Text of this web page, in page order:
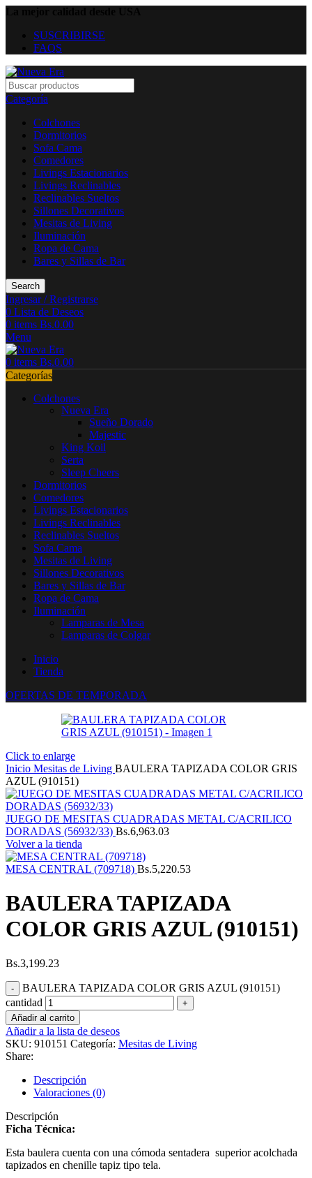
SUSCRIBIRSE
FAQS
Categoría
Colchones
Dormitorios
Sofa Cama
Comedores
Livings Estacionarios
Livings Reclinables
Reclinables Sueltos
Sillones Decorativos
Mesitas de Living
Iluminación
Ropa de Cama
Bares y Sillas de Bar
Search
Ingresar / Registrarse
0 Lista de Deseos
0 items Bs.0.00
Menu
0 items Bs.0.00
Categorías
Colchones
Nueva Era
Sueño Dorado
Majestic
King Koil
Serta
Sleep Cheers
Dormitorios
Comedores
Livings Estacionarios
Livings Reclinables
Reclinables Sueltos
Sofa Cama
Mesitas de Living
Sillones Decorativos
Bares y Sillas de Bar
Ropa de Cama
Iluminación
Lamparas de Mesa
Lamparas de Colgar
Inicio
Tienda
OFERTAS DE TEMPORADA
Click to enlarge
Inicio Mesitas de Living BAULERA TAPIZADA COLOR GRIS
AZUL (910151)
JUEGO DE MESITAS CUADRADAS METAL C/ACRILICO
DORADAS (56932/33) Bs.6,963.03
Volver a la tienda
MESA CENTRAL (709718) Bs.5,220.53
BAULERA TAPIZADA
COLOR GRIS AZUL (910151)
Bs.3,199.23
BAULERA TAPIZADA COLOR GRIS AZUL (910151)
cantidad
Añadir al carrito
Añadir a la lista de deseos
SKU: 910151 Categoría: Mesitas de Living
Share:
Descripción
Valoraciones (0)
Descripción
Ficha Técnica:
Esta baulera cuenta con una cómoda sentadera superior acolchada
tapizados en chenille tapiz tipo tela.